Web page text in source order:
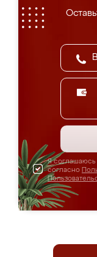
Я соглашаюсь
согласно